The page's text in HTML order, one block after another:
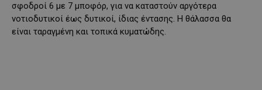
σφοδροί 6 με 7 μποφόρ, για να καταστούν αργότερα
νοτιοδυτικοί έως δυτικοί, ίδιας έντασης. Η θάλασσα θα
είναι ταραγμένη και τοπικά κυματώδης.